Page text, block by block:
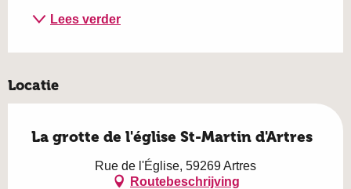
Lees verder
Locatie
La grotte de l'église St-Martin d'Artres
Rue de l'Église, 59269 Artres
Routebeschrijving